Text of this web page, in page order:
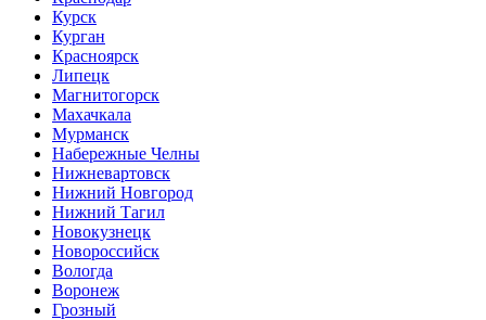
Курск
Курган
Красноярск
Липецк
Магнитогорск
Махачкала
Мурманск
Набережные Челны
Нижневартовск
Нижний Новгород
Нижний Тагил
Новокузнецк
Новороссийск
Вологда
Воронеж
Грозный